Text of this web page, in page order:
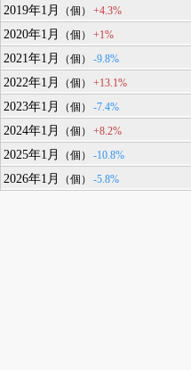
2019年1月
（個） +4.3%
2020年1月
（個） +1%
2021年1月
（個） -9.8%
2022年1月
（個） +13.1%
2023年1月
（個） -7.4%
2024年1月
（個） +8.2%
2025年1月
（個） -10.8%
2026年1月
（個） -5.8%